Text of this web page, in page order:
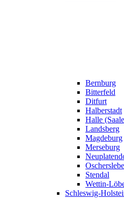
Bernburg
Bitterfeld
Ditfurt
Halberstadt
Halle
Landsberg
Magdeburg
Merseburg
Stendal
Wettin-
Schleswig-